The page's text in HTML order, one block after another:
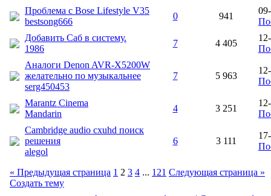
Проблема с Bose Lifestyle V35
bestsong666
0 941
Добавить Саб в систему.
1986
7 4 405
Аналоги Denon AVR-X5200W
желательно по музыкальнее
serg450453
7 5 963
Marantz Cinema
Mandarin
4 3 251
Cambridge audio cxuhd поиск
решения
alegol
6 3 111
« Предыдущая страница 1 2 3 4 ... 121 Следующая страница »
Создать тему